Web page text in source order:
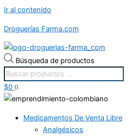
Ir al contenido
Droguerías Farma.com
Búsqueda de productos
$0 0
Medicamentos De Venta Libre
Analgésicos